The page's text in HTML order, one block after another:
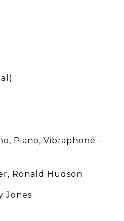
Piano, Vibraphone -
Ronald Hudson
Jones